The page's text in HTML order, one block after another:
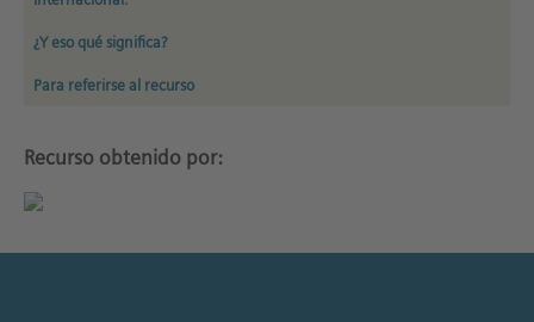
¿Y eso qué significa?
Para referirse al recurso
Recurso obtenido por: